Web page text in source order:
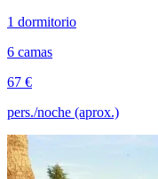
1 dormitorio
6 camas
67 €
pers./noche (aprox.)